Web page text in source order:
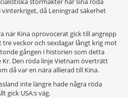
då Leningrad säkerhet
när Kina oprovocerat gick till angrepp
tre veckor och sexdagar långt krig mot
gången i historien som detta
Kr. Den röda linje Vietnam överträtt
då var en nära allierad till Kina.
inte längre hade några röda
gick USA:s väg.